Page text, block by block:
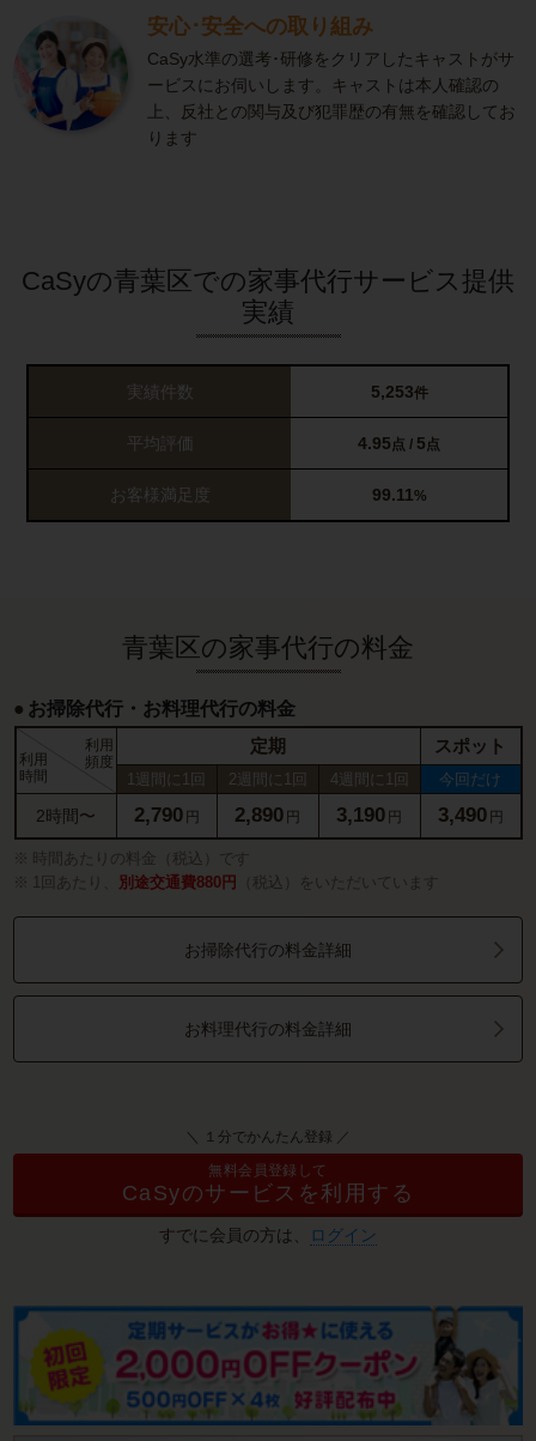
安心･安全への取り組み
CaSy水準の選考･研修をクリアしたキャストがサ
ービスにお伺いします。キャストは本人確認の
上、反社との関与及び犯罪歴の有無を確認してお
ります
CaSyの青葉区での家事代行サービス提供
実績
実績件数 5,253件
平均評価 4.95 点 / 5 点
お客様満足度 99.11%
青葉区の家事代行の料金
お掃除代行・お料理代行の料金
利用
時間
利用
頻度
定期 スポット
1週間に1回 2週間に1回 4週間に1回 今回だけ
2時間〜 2,790 円 2,890 円 3,190 円 3,490 円
時間あたりの料金（税込）です
1回あたり、
別途交通費880円 （税込）をいただいています
お掃除代行の料金詳細
お料理代行の料金詳細
＼ １分でかんたん登録 ／
無料会員登録して
CaSyのサービスを利用する
すでに会員の方は、 ログイン